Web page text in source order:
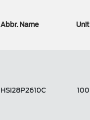
Abbr. Name Unit
HSI28P2610C 100